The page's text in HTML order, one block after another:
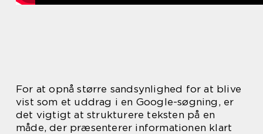
For at opnå større sandsynlighed for at blive
vist som et uddrag i en Google-søgning, er
det vigtigt at strukturere teksten på en
måde, der præsenterer informationen klart